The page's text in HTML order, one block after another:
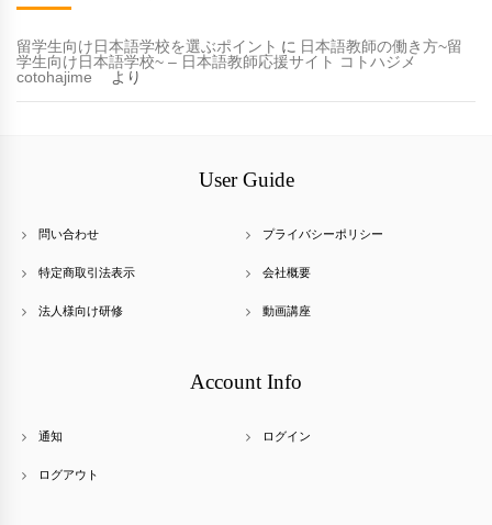
留学生向け日本語学校を選ぶポイント に 日本語教師の働き方~留
学生向け日本語学校~ – 日本語教師応援サイト コトハジメ
cotohajime
より
User Guide
問い合わせ プライバシーポリシー
特定商取引法表示 会社概要
法人様向け研修 動画講座
Account Info
通知 ログイン
ログアウト